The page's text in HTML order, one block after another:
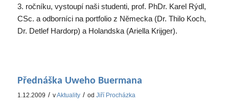
3. ročníku, vystoupí naši studenti, prof. PhDr. Karel Rýdl,
CSc. a odborníci na portfolio z Německa (Dr. Thilo Koch,
Dr. Detlef Hardorp) a Holandska (Ariella Krijger).
Přednáška Uweho Buermana
1.12.2009 / vAktuality / od Jiří Procházka